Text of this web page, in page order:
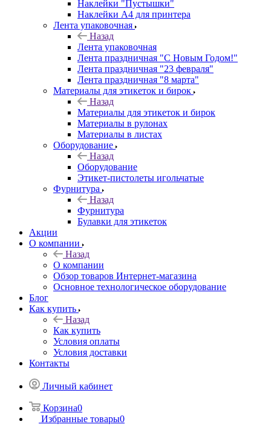
Наклейки "Пустышки"
Наклейки А4 для принтера
Лента упаковочная
Назад
Лента упаковочная
Лента праздничная "С Новым Годом!"
Лента праздничная "23 февраля"
Лента праздничная "8 марта"
Материалы для этикеток и бирок
Назад
Материалы для этикеток и бирок
Материалы в рулонах
Материалы в листах
Оборудование
Назад
Оборудование
Этикет-пистолеты игольчатые
Фурнитура
Назад
Фурнитура
Булавки для этикеток
Акции
О компании
Назад
О компании
Обзор товаров Интернет-магазина
Основное технологическое оборудование
Блог
Как купить
Назад
Как купить
Условия оплаты
Условия доставки
Контакты
Личный кабинет
Корзина0
Избранные товары0